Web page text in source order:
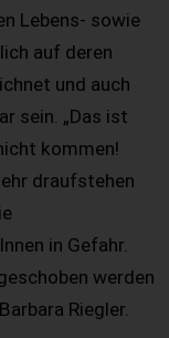
Lebens- sowie
auf deren
und auch
sein. „Das ist
kommen!
draufstehen
in Gefahr.
werden
Riegler.